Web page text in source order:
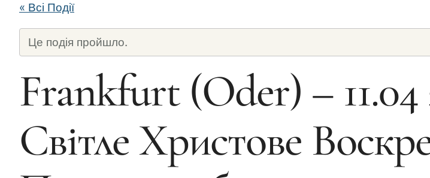
« Всі Події
Це подія пройшло.
Frankfurt (Oder) – 11.04
Світле Христове